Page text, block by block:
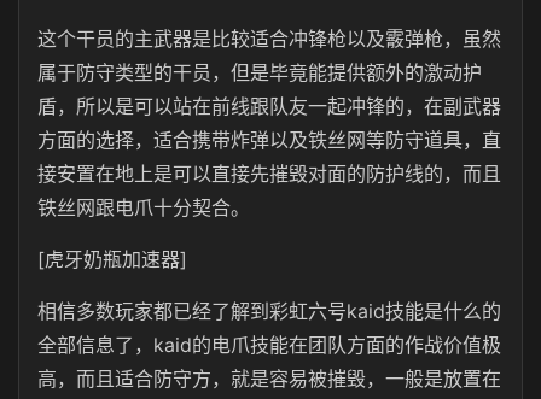
这个干员的主武器是比较适合冲锋枪以及霰弹枪，虽然
属于防守类型的干员，但是毕竟能提供额外的激动护
盾，所以是可以站在前线跟队友一起冲锋的，在副武器
方面的选择，适合携带炸弹以及铁丝网等防守道具，直
接安置在地上是可以直接先摧毁对面的防护线的，而且
铁丝网跟电爪十分契合。
[虎牙奶瓶加速器]
相信多数玩家都已经了解到彩虹六号kaid技能是什么的
全部信息了，kaid的电爪技能在团队方面的作战价值极
高，而且适合防守方，就是容易被摧毁，一般是放置在